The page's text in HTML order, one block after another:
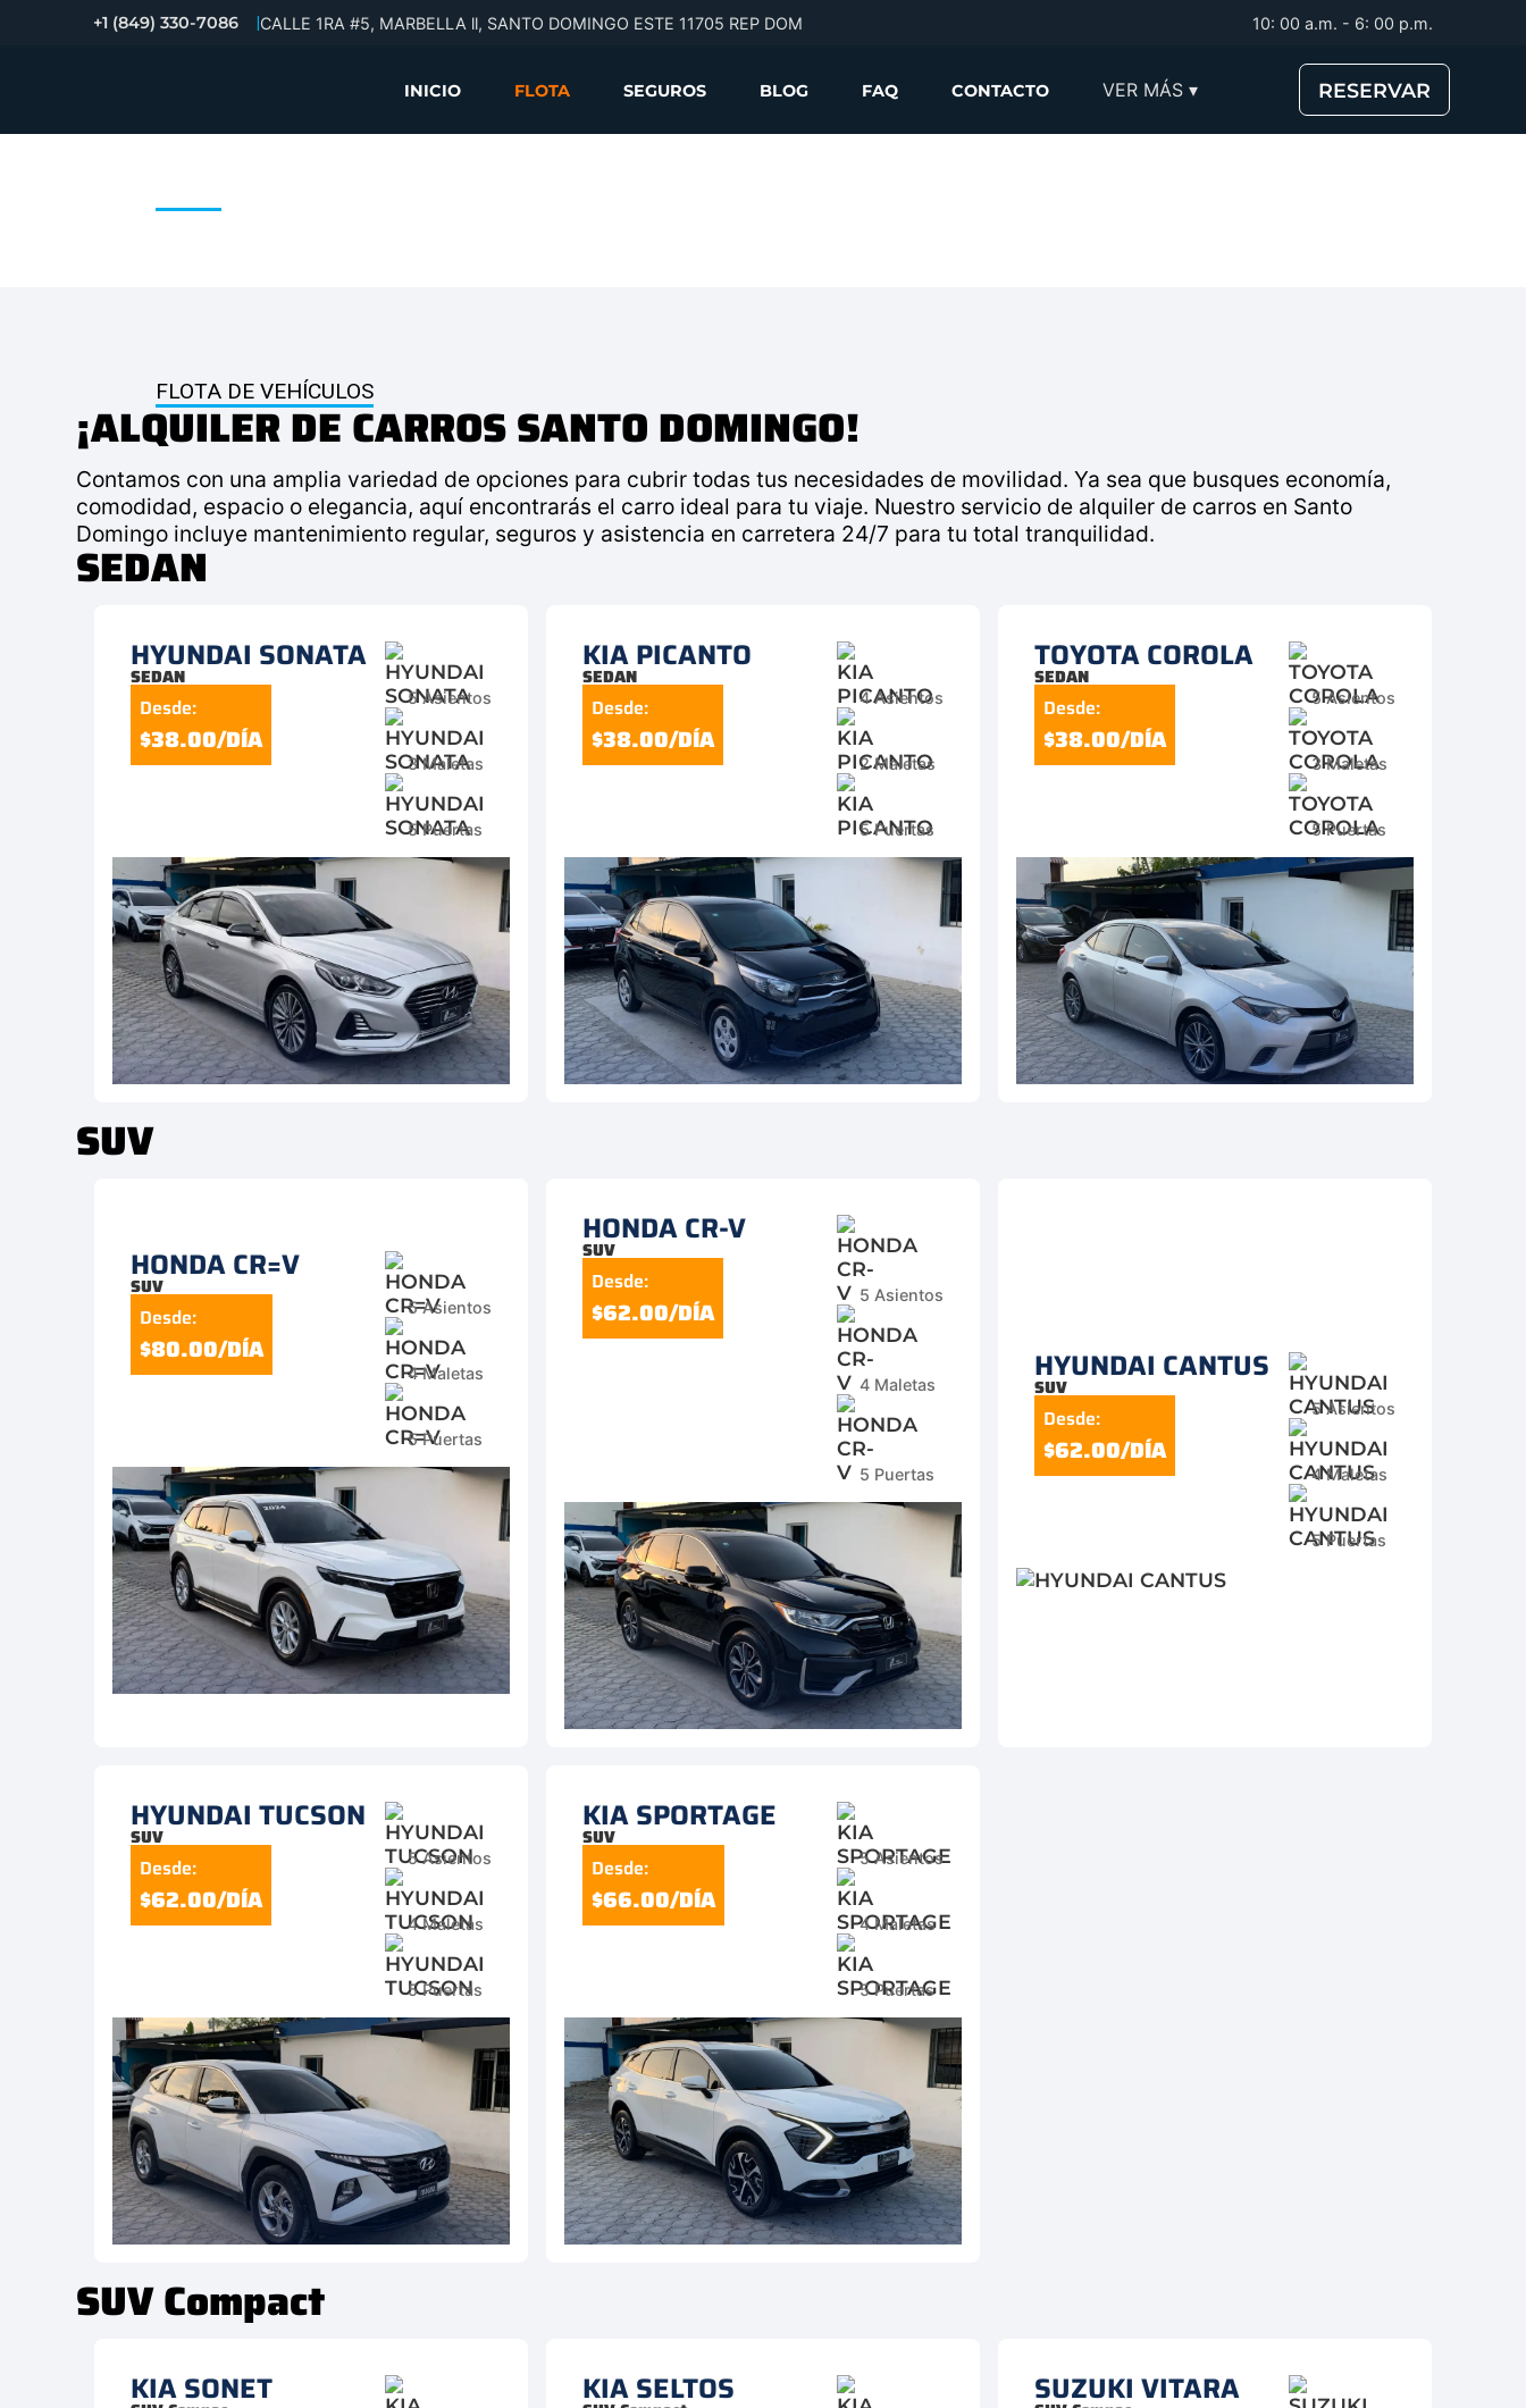
+1 (849) 330-7086 CALLE 1RA #5, MARBELLA ll, SANTO DOMINGO ESTE 11705 REP DOM 10: 00 a.m. - 6: 00 p.m.
INICIO FLOTA SEGUROS BLOG FAQ CONTACTO VER MÁS ▾ RESERVAR
NUESTRA FLOTA
FLOTA DE VEHÍCULOS
¡ALQUILER DE CARROS SANTO DOMINGO!
Contamos con una amplia variedad de opciones para cubrir todas tus necesidades de movilidad. Ya sea que busques economía,
comodidad, espacio o elegancia, aquí encontrarás el carro ideal para tu viaje. Nuestro servicio de alquiler de carros en Santo
Domingo incluye mantenimiento regular, seguros y asistencia en carretera 24/7 para tu total tranquilidad.
SEDAN
HYUNDAI SONATA
SEDAN
Desde:
$38.00/DÍA
5 Asientos
3 Maletas
5 Puertas
KIA PICANTO
SEDAN
Desde:
$38.00/DÍA
4 Asientos
2 Maletas
5 Puertas
TOYOTA COROLA
SEDAN
Desde:
$38.00/DÍA
5 Asientos
3 Maletas
5 Puertas
SUV
HONDA CR=V
SUV
Desde:
$80.00/DÍA
5 Asientos
4 Maletas
5 Puertas
HONDA CR-V
SUV
Desde:
$62.00/DÍA
5 Asientos
4 Maletas
5 Puertas
HYUNDAI CANTUS
SUV
Desde:
$62.00/DÍA
5 Asientos
4 Maletas
5 Puertas
HYUNDAI TUCSON
SUV
Desde:
$62.00/DÍA
5 Asientos
4 Maletas
5 Puertas
KIA SPORTAGE
SUV
Desde:
$66.00/DÍA
5 Asientos
4 Maletas
5 Puertas
SUV Compact
KIA SONET KIA SELTOS SUZUKI VITARA